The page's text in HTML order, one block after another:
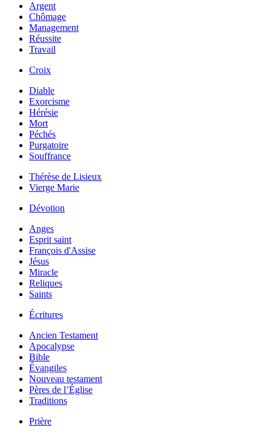
Argent
Chômage
Management
Réussite
Travail
Croix
Diable
Exorcisme
Hérésie
Mort
Péchés
Purgatoire
Souffrance
Thérèse de Lisieux
Vierge Marie
Dévotion
Anges
Esprit saint
François d'Assise
Jésus
Miracle
Reliques
Saints
Écritures
Ancien Testament
Apocalypse
Bible
Évangiles
Nouveau testament
Pères de l’Église
Traditions
Prière